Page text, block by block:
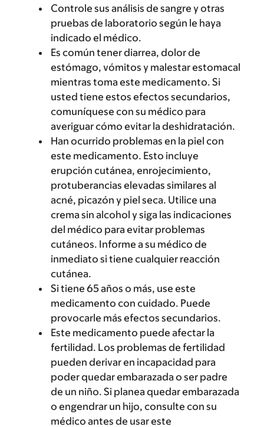
Controle sus análisis de sangre y otras
pruebas de laboratorio según le haya
indicado el médico.
Es común tener diarrea, dolor de
estómago, vómitos y malestar estomacal
mientras toma este medicamento. Si
usted tiene estos efectos secundarios,
comuníquese con su médico para
averiguar cómo evitar la deshidratación.
Han ocurrido problemas en la piel con
este medicamento. Esto incluye
erupción cutánea, enrojecimiento,
protuberancias elevadas similares al
acné, picazón y piel seca. Utilice una
crema sin alcohol y siga las indicaciones
del médico para evitar problemas
cutáneos. Informe a su médico de
inmediato si tiene cualquier reacción
cutánea.
Si tiene 65 años o más, use este
medicamento con cuidado. Puede
provocarle más efectos secundarios.
Este medicamento puede afectar la
fertilidad. Los problemas de fertilidad
pueden derivar en incapacidad para
poder quedar embarazada o ser padre
de un niño. Si planea quedar embarazada
o engendrar un hijo, consulte con su
médico antes de usar este